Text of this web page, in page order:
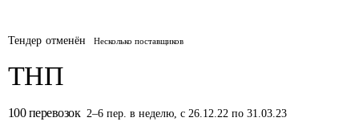
Тендер отменён Несколько поставщиков
ТНП
100 перевозок 2–6 пер. в неделю,с 26.12.22 по 31.03.23